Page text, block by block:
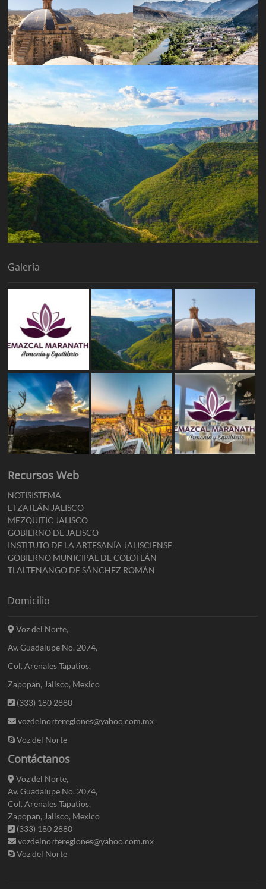
Galería
Recursos Web
NOTISISTEMA
ETZATLÁN JALISCO
MEZQUITIC JALISCO
GOBIERNO DE JALISCO
INSTITUTO DE LA ARTESANÍA JALISCIENSE
GOBIERNO MUNICIPAL DE COLOTLÁN
TLALTENANGO DE SÁNCHEZ ROMÁN
Domicilio
Voz del Norte,
Av. Guadalupe No. 2074,
Col. Arenales Tapatios,
Zapopan, Jalisco, Mexico
(333) 180 2880
vozdelnorteregiones@yahoo.com.mx
Voz del Norte
Contáctanos
Voz del Norte,
Av. Guadalupe No. 2074,
Col. Arenales Tapatios,
Zapopan, Jalisco, Mexico
(333) 180 2880
vozdelnorteregiones@yahoo.com.mx
Voz del Norte